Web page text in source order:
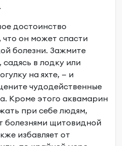
достоинство
он может спасти
болезни. Зажмите
в лодку или
на яхте, — и
чудодейственные
Кроме этого аквамарин
при себе людям,
болезнями щитовидной
избавляет от